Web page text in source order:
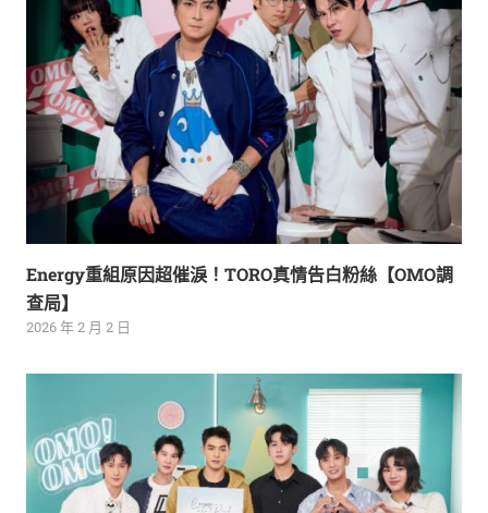
Energy重組原因超催淚！TORO真情告白粉絲【OMO調
查局】
2026 年 2 月 2 日